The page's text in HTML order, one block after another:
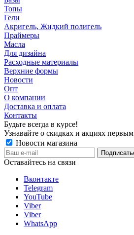
Топы
Гели
Акригель, Жидкий полигель
Праймеры
Масла
Для дизайна
Расходные материалы
Верхние формы
Новости
Опт
О компании
Доставка и оплата
Контакты
Будьте всегда в курсе!
Узнавайте о скидках и акциях первым
Новости магазина
Оставайтесь на связи
Вконтакте
Telegram
YouTube
Viber
Viber
WhatsApp